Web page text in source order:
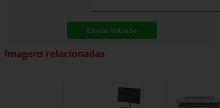
Enviar cotação
Imagens relacionadas